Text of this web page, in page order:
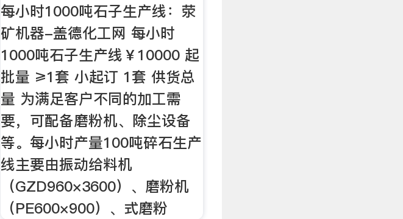
每小时1000吨石子生产线：荥
矿机器-盖德化工网 每小时
1000吨石子生产线￥10000 起
批量 ≥1套 小起订 1套 供货总
量 为满足客户不同的加工需
要，可配备磨粉机、除尘设备
等。每小时产量100吨碎石生产
线主要由振动给料机
（GZD960×3600）、磨粉机
（PE600×900）、式磨粉